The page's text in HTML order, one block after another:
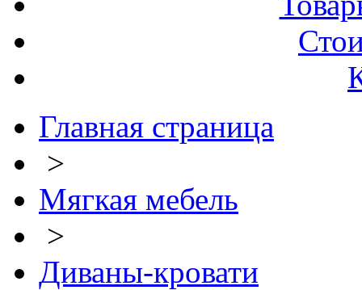
Главная страница
>
Мягкая мебель
>
Диваны-кровати